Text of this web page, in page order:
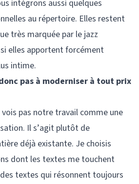
intégrons aussi quelques
au répertoire. Elles restent
très marquée par le jazz
elles apportent forcément
intime.
pas à moderniser à tout prix
pas notre travail comme une
Il s’agit plutôt de
déjà existante. Je choisis
dont les textes me touchent
textes qui résonnent toujours